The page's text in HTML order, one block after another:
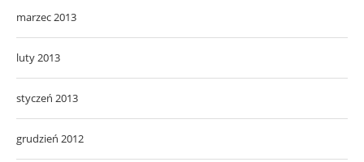
marzec 2013
luty 2013
styczeń 2013
grudzień 2012